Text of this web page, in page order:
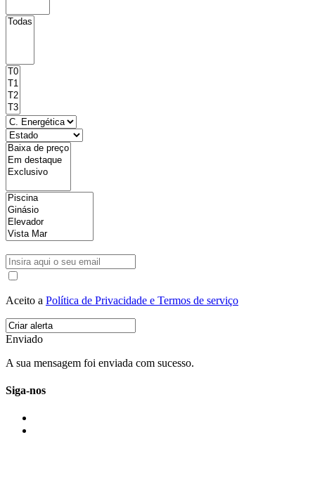
Aceito a Política de Privacidade e Termos de serviço
Enviado
A sua mensagem foi enviada com sucesso.
Siga-nos